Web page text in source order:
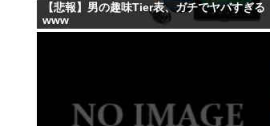
【悲報】男の趣味Tier表、ガチでヤバすぎる
www